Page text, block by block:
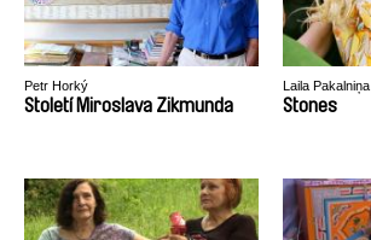
Petr Horký
Století Miroslava Zikmunda
Laila Pakalniņa
Stones